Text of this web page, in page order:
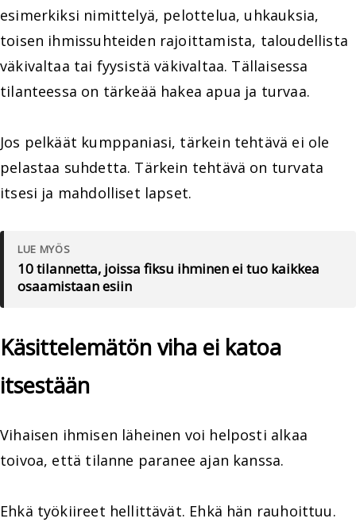
esimerkiksi nimittelyä, pelottelua, uhkauksia,
toisen ihmissuhteiden rajoittamista, taloudellista
väkivaltaa tai fyysistä väkivaltaa. Tällaisessa
tilanteessa on tärkeää hakea apua ja turvaa.
Jos pelkäät kumppaniasi, tärkein tehtävä ei ole
pelastaa suhdetta. Tärkein tehtävä on turvata
itsesi ja mahdolliset lapset.
LUE MYÖS
10 tilannetta, joissa fiksu ihminen ei tuo kaikkea
osaamistaan esiin
Käsittelemätön viha ei katoa
itsestään
Vihaisen ihmisen läheinen voi helposti alkaa
toivoa, että tilanne paranee ajan kanssa.
Ehkä työkiireet hellittävät. Ehkä hän rauhoittuu.